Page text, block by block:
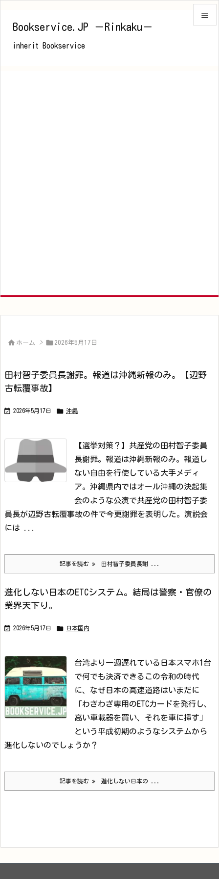
Bookservice.JP －Rinkaku－
inherit Bookservice

 ホーム >  2026年5月17日
田村智子委員長謝罪。報道は沖縄新報のみ。【辺野
古転覆事故】
 2026年5月17日  沖縄
【選挙対策？】共産党の田村智子委員
長謝罪。報道は沖縄新報のみ。 報道し
ない自由を行使している大手メディ
ア。沖縄県内ではオール沖縄の決起集
会のような公演で共産党の田村智子委
員長が辺野古転覆事故の件で今更謝罪を表明した。 演説会
には ...
記事を読む 田村智子委員長謝 ...
進化しない日本のETCシステム。結局は警察・官僚の
業界天下り。
 2026年5月17日  日本国内
台湾より一週遅れている日本スマホ1台
で何でも決済できるこの令和の時代
に、なぜ日本の高速道路はいまだに
「わざわざ専用のETCカードを発行し、
高い車載器を買い、それを車に挿す」
という平成初期のようなシステムから
進化しないのでしょうか？
記事を読む 進化しない日本の ...